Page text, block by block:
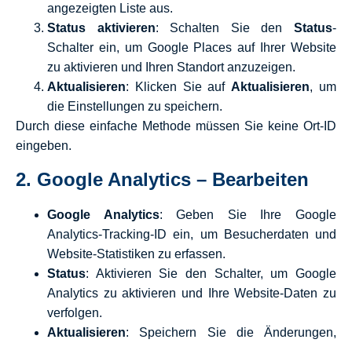
angezeigten Liste aus.
Status aktivieren: Schalten Sie denStatus-
Schalter ein, um Google Places auf Ihrer Website
zu aktivieren und Ihren Standort anzuzeigen.
Aktualisieren: Klicken Sie aufAktualisieren, um
die Einstellungen zu speichern.
Durch diese einfache Methode müssen Sie keine Ort-ID
eingeben.
2. Google Analytics – Bearbeiten
Google Analytics: Geben Sie Ihre Google
Analytics-Tracking-ID ein, um Besucherdaten und
Website-Statistiken zu erfassen.
Status: Aktivieren Sie den Schalter, um Google
Analytics zu aktivieren und Ihre Website-Daten zu
verfolgen.
Aktualisieren: Speichern Sie die Änderungen,